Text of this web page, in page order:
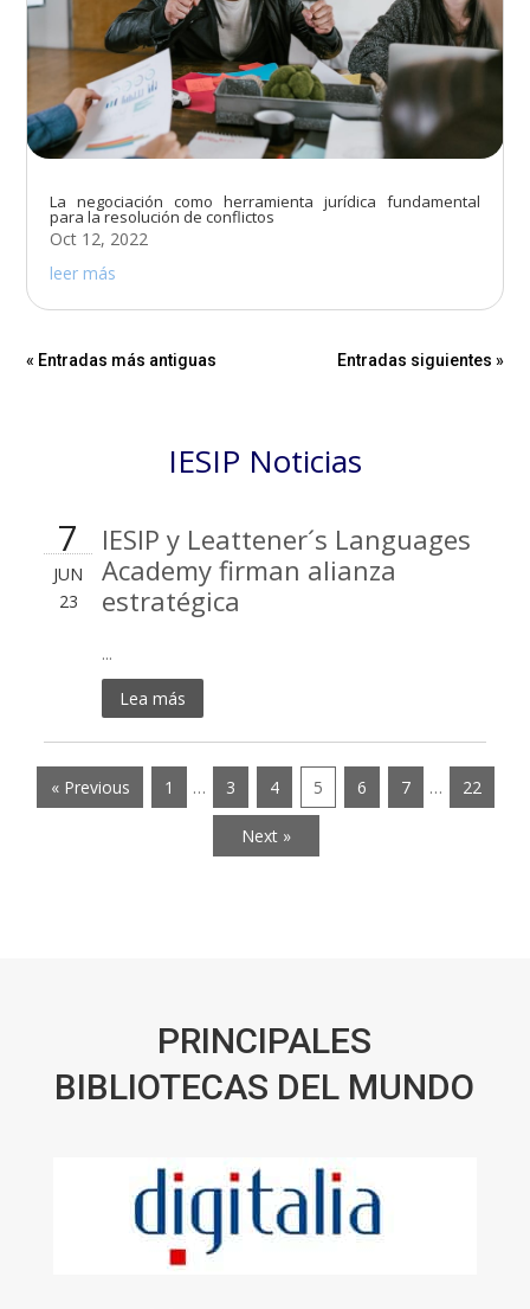
La negociación como herramienta jurídica fundamental
para la resolución de conflictos
Oct 12, 2022
leer más
« Entradas más antiguas Entradas siguientes »
IESIP Noticias
7
JUN
23
IESIP y Leattener´s Languages
Academy firman alianza
estratégica
...
Lea más
« Previous 1 … 3 4 5 6 7 … 22
Next »
PRINCIPALES
BIBLIOTECAS DEL MUNDO